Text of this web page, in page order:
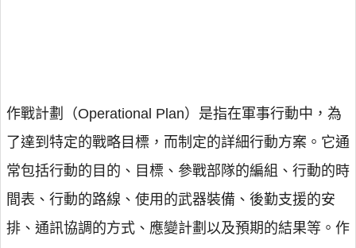
作戰計劃（Operational Plan）是指在軍事行動中，為
了達到特定的戰略目標，而制定的詳細行動方案。它通
常包括行動的目的、目標、參戰部隊的編組、行動的時
間表、行動的路線、使用的武器裝備、後勤支援的安
排、通訊協調的方式、應變計劃以及預期的結果等。作